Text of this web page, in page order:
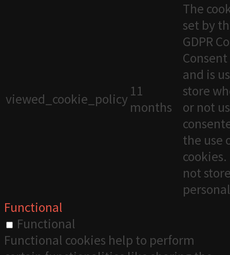
viewed_cookie_policy 11
months
The
set by
GDPR
and is
store
or not
the use
not
Functional
Functional
Functional cookies help to perform